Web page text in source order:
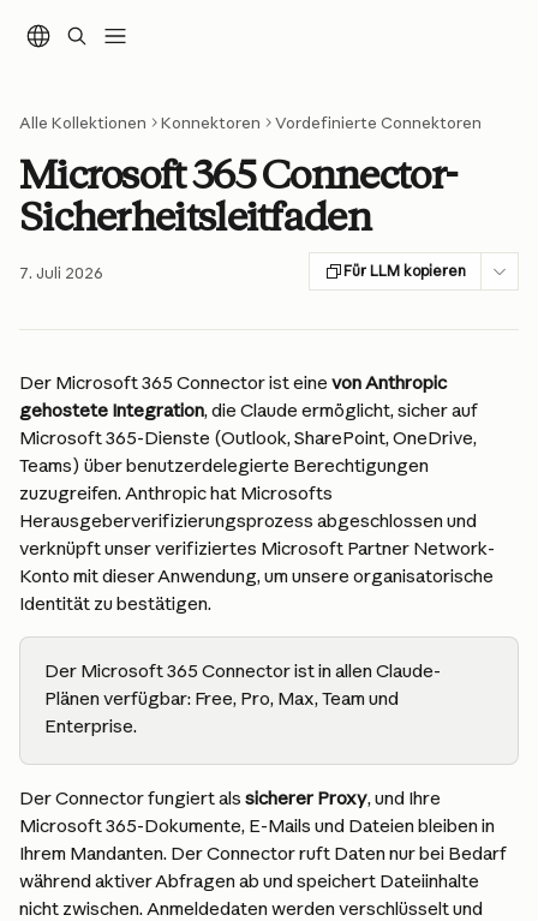
Alle Kollektionen Konnektoren Vordefinierte Connektoren
Microsoft 365 Connector-
Sicherheitsleitfaden
7. Juli 2026 Für LLM kopieren
Der Microsoft 365 Connector ist eine von Anthropic
gehostete Integration, die Claude ermöglicht, sicher auf
Microsoft 365-Dienste (Outlook, SharePoint, OneDrive,
Teams) über benutzerdelegierte Berechtigungen
zuzugreifen. Anthropic hat Microsofts
Herausgeberverifizierungsprozess abgeschlossen und
verknüpft unser verifiziertes Microsoft Partner Network-
Konto mit dieser Anwendung, um unsere organisatorische
Identität zu bestätigen.
Der Microsoft 365 Connector ist in allen Claude-
Plänen verfügbar: Free, Pro, Max, Team und
Enterprise.
Der Connector fungiert als sicherer Proxy, und Ihre
Microsoft 365-Dokumente, E-Mails und Dateien bleiben in
Ihrem Mandanten. Der Connector ruft Daten nur bei Bedarf
während aktiver Abfragen ab und speichert Dateiinhalte
nicht zwischen. Anmeldedaten werden verschlüsselt und